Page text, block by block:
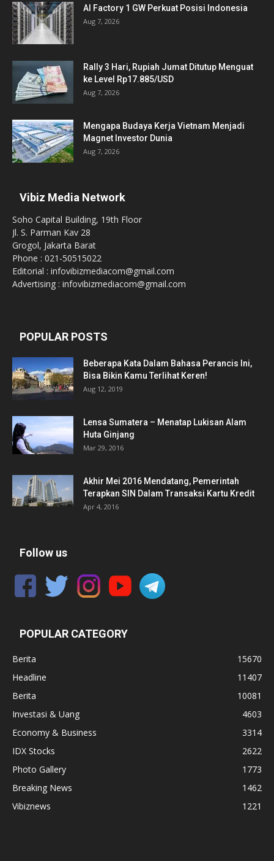
AI Factory 1 GW Perkuat Posisi Indonesia
Aug 7, 2026
Rally 3 Hari, Rupiah Jumat Ditutup Menguat
ke Level Rp17.885/USD
Aug 7, 2026
Mengapa Budaya Kerja Vietnam Menjadi
Magnet Investor Dunia
Aug 7, 2026
Vibiz Media Network
Soho Capital Building, 19th Floor
Jl. S. Parman Kav 28
Grogol, Jakarta Barat
Phone : 021-50515022
Editorial : infovibizmediacom@gmail.com
Advertising : infovibizmediacom@gmail.com
POPULAR POSTS
Beberapa Kata Dalam Bahasa Perancis Ini,
Bisa Bikin Kamu Terlihat Keren!
Aug 12, 2019
Lensa Sumatera – Menatap Lukisan Alam
Huta Ginjang
Mar 29, 2016
Akhir Mei 2016 Mendatang, Pemerintah
Terapkan SIN Dalam Transaksi Kartu Kredit
Apr 4, 2016
Follow us
POPULAR CATEGORY
Berita
15670
Headline
11407
Berita
10081
Investasi & Uang
4603
Economy & Business
3314
IDX Stocks
2622
Photo Gallery
1773
Breaking News
1462
Vibiznews
1221